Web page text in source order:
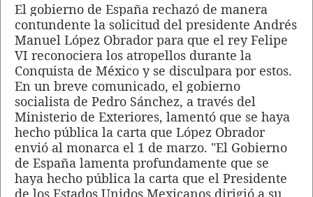
El gobierno de España rechazó de manera
contundente la solicitud del presidente Andrés
Manuel López Obrador para que el rey Felipe
VI reconociera los atropellos durante la
Conquista de México y se disculpara por estos.
En un breve comunicado, el gobierno
socialista de Pedro Sánchez, a través del
Ministerio de Exteriores, lamentó que se haya
hecho pública la carta que López Obrador
envió al monarca el 1 de marzo. "El Gobierno
de España lamenta profundamente que se
haya hecho pública la carta que el Presidente
de los Estados Unidos Mexicanos dirigió a su